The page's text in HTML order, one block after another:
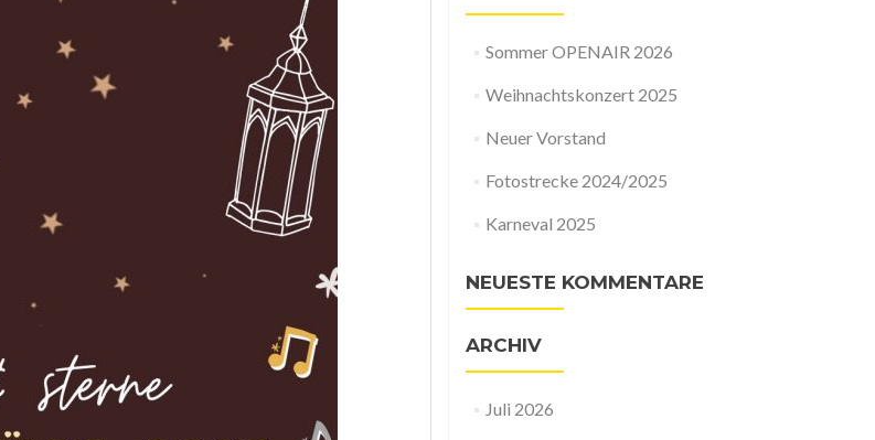
Sommer OPENAIR 2026
Weihnachtskonzert 2025
Neuer Vorstand
Fotostrecke 2024/2025
Karneval 2025
NEUESTE KOMMENTARE
ARCHIV
Juli 2026